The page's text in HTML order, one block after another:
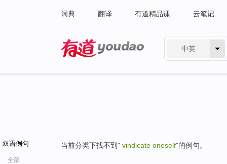
词典 翻译 有道精品课 云笔记
中英
双语例句
全部
当前分类下找不到" vindicate oneself"的例句。